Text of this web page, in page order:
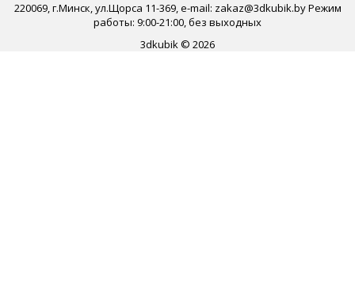
220069, г.Минск, ул.Щорса 11-369, e-mail: zakaz@3dkubik.by Режим
работы: 9:00-21:00, без выходных
3dkubik © 2026